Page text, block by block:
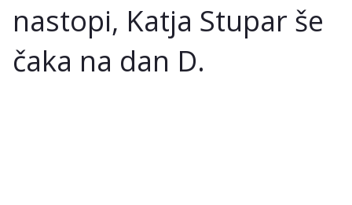
nastopi, Katja Stupar še
čaka na dan D.